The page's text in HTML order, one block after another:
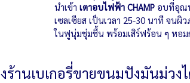
นำเข้า เตาอบไฟฟ้า CHAMP อบที่อุณ
เซลเซียส เป็นเวลา 25-30 นาที จนผิ
ในฟูนุ่มชุ่มชื้น พร้อมเสิร์ฟร้อน ๆ หอม
ร้านเบเกอรี่ขายขนมปังมันม่วง